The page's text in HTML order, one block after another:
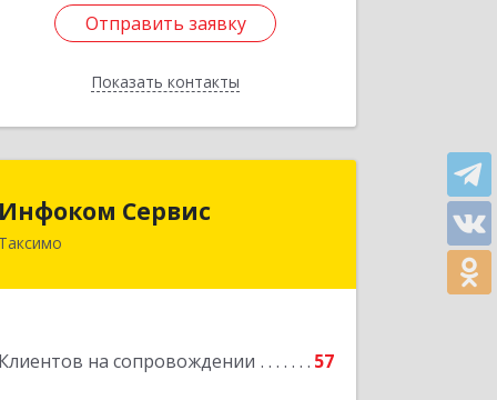
Отправить заявку
Показать контакты
Отправить заявку
Назад
Инфоком Сервис
Таксимо
Клиентов на сопровождении 57
671560, Республика Бурятия, Муйский
Подробнее